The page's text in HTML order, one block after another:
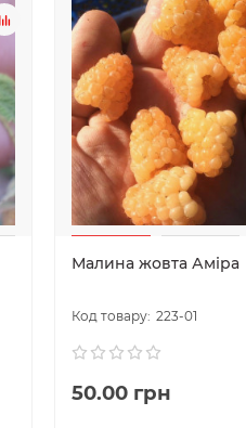
Малина жовта Аміра
223-01
50.00 грн